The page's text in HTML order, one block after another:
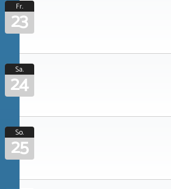
Fr.
23
Sa.
24
So.
25